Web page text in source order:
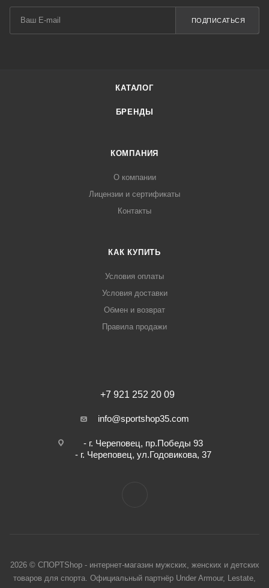
ПОДПИСАТЬСЯ
КАТАЛОГ
БРЕНДЫ
КОМПАНИЯ
О компании
Лицензии и сертификаты
Контакты
КАК КУПИТЬ
Условия оплаты
Условия доставки
Обмен и возврат
Правила продажи
+7 921 252 20 09
info@sportshop35.com
- г. Череповец, пр.Победы 93
- г. Череповец, ул.Годовикова, 37
2026 © СПОРТShop - интернет-магазин мужских, женских и детских
товаров для спорта. Официальный партнёр Under Armour, Lestate,